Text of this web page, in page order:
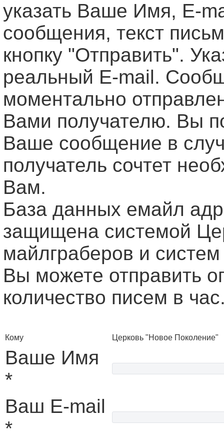
указать Ваше Имя, Е-
сообщения, текст
кнопку "Отправить".
реальный E-mail.
моментально
Вами получателю. Вы
Ваше сообщение в
получатель сочтет
Вам.
База данных емайл
защищена системой
майлграберов и
Вы можете отправить
количество писем в
Кому Церковь "Новое Поколение"
Ваше Имя
*
Ваш E-mail
*